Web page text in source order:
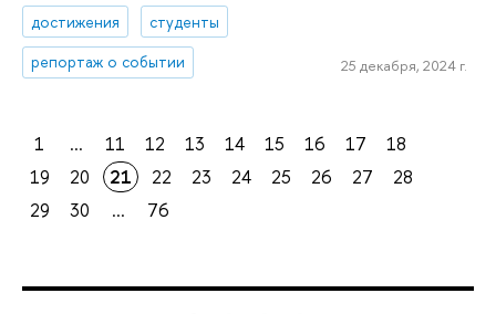
достижения
студенты
репортаж о событии
25 декабря, 2024 г.
1 ... 11 12 13 14 15 16 17
18
19
20 21 22 23 24 25 26 27
28
29
30 ... 76